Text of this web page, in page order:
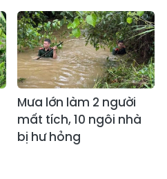
Mưa lớn làm 2 người
mất tích, 10 ngôi nhà
bị hư hỏng